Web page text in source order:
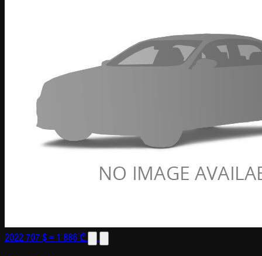
2022707 $≈ 1 886 ₾